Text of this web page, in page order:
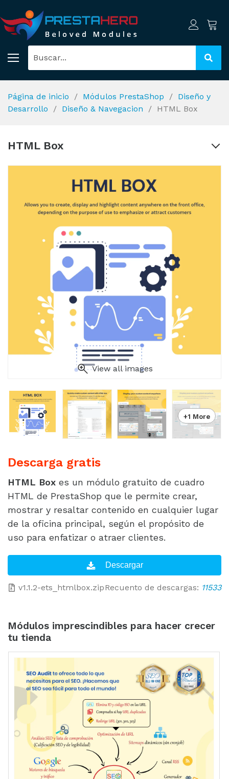
Página de inicio Módulos PrestaShop
Diseño y
Desarrollo
Diseño & Navegacion HTML Box
HTML Box
View all images
+1 More
Descarga gratis
HTML Box es un módulo gratuito de cuadro
HTML de PrestaShop que le permite crear,
mostrar y resaltar contenido en cualquier lugar
de la oficina principal, según el propósito de
uso para enfatizar o atraer clientes.
v1.1.2-ets_htmlbox.zipRecuento de descargas: 11533
Módulos imprescindibles para hacer crecer
tu tienda